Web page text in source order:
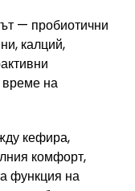
— пробиотични
калций,
време на
кефира,
комфорт,
функция на